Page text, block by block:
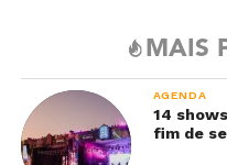
MAIS
AGENDA
14
fim de